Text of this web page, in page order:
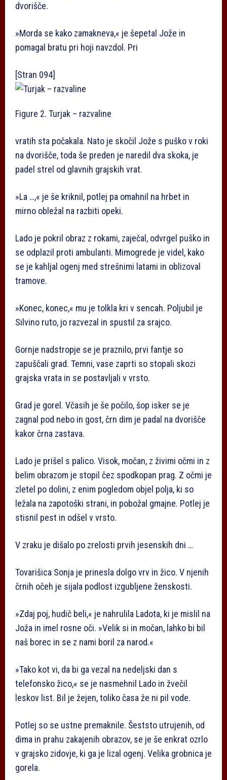
dvorišče.
»Morda se kako zamakneva,« je šepetal Jože in
pomagal bratu pri hoji navzdol. Pri
[Stran 094]
Figure 2. Turjak – razvaline
vratih sta počakala. Nato je skočil Jože s puško v roki
na dvorišče, toda še preden je naredil dva skoka, je
padel strel od glavnih grajskih vrat.
»La …,« je še kriknil, potlej pa omahnil na hrbet in
mirno obležal na razbiti opeki.
Lado je pokril obraz z rokami, zaječal, odvrgel puško in
se odplazil proti ambulanti. Mimogrede je videl, kako
se je kahljal ogenj med strešnimi latami in oblizoval
tramove.
»Konec, konec,« mu je tolkla kri v sencah. Poljubil je
Silvino ruto, jo razvezal in spustil za srajco.
Gornje nadstropje se je praznilo, prvi fantje so
zapuščali grad. Temni, vase zaprti so stopali skozi
grajska vrata in se postavljali v vrsto.
Grad je gorel. Včasih je še počilo, šop isker se je
zagnal pod nebo in gost, črn dim je padal na dvorišče
kakor črna zastava.
Lado je prišel s palico. Visok, močan, z živimi očmi in z
belim obrazom je stopil čez spodkopan prag. Z očmi je
zletel po dolini, z enim pogledom objel polja, ki so
ležala na zapotoški strani, in pobožal gmajne. Potlej je
stisnil pest in odšel v vrsto.
V zraku je dišalo po zrelosti prvih jesenskih dni …
Tovarišica Sonja je prinesla dolgo vrv in žico. V njenih
črnih očeh je sijala podlost izgubljene ženskosti.
»Zdaj poj, hudič beli,« je nahrulila Ladota, ki je mislil na
Joža in imel rosne oči. »Velik si in močan, lahko bi bil
naš borec in se z nami boril za narod.«
»Tako kot vi, da bi ga vezal na nedeljski dan s
telefonsko žico,« se je nasmehnil Lado in žvečil
leskov list. Bil je žejen, toliko časa že ni pil vode.
Potlej so se ustne premaknile. Šeststo utrujenih, od
dima in prahu zakajenih obrazov, se je še enkrat ozrlo
v grajsko zidovje, ki ga je lizal ogenj. Velika grobnica je
gorela.